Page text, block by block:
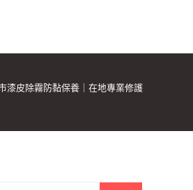
漆皮除霧防黏保養｜在地專業修護